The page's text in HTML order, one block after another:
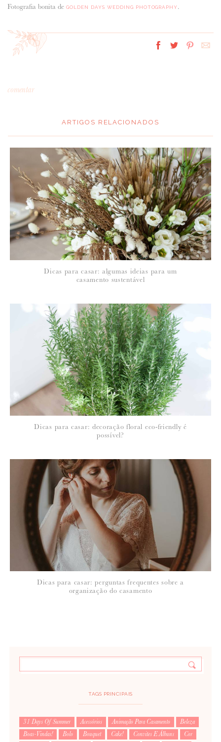
Fotografia bonita de GOLDEN DAYS WEDDING PHOTOGRAPHY.
comentar
NOME*:
Para saber como tratamos e protegemos os seus dados, leia a nossa
política de privacidade
ARTIGOS RELACIONADOS
Dicas para casar: algumas ideias para um
casamento sustentável
Dicas para casar: decoração floral eco-friendly é
possível?
Dicas para casar: perguntas frequentes sobre a
organização do casamento
TAGS PRINCIPAIS
31 Days Of Summer Acessórios Animação Para Casamento
Beleza
Boas-Vindas!
Bolo Bouquet Cake! Convites E Álbuns Cor